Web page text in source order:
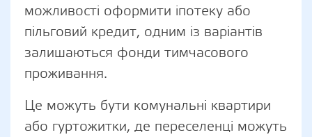
можливості оформити іпотеку або
пільговий кредит, одним із варіантів
залишаються фонди тимчасового
проживання.
Це можуть бути комунальні квартири
або гуртожитки, де переселенці можуть